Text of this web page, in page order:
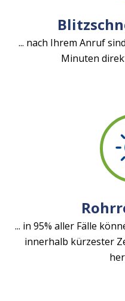
... nach Ihrem Anruf
Minuten
... in 95% aller Fälle
innerhalb kürzester